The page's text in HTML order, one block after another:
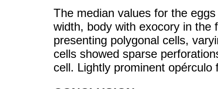
The median values for the
width, body with exocory in the
presenting polygonal cells,
cells showed sparse
cell. Lightly prominent